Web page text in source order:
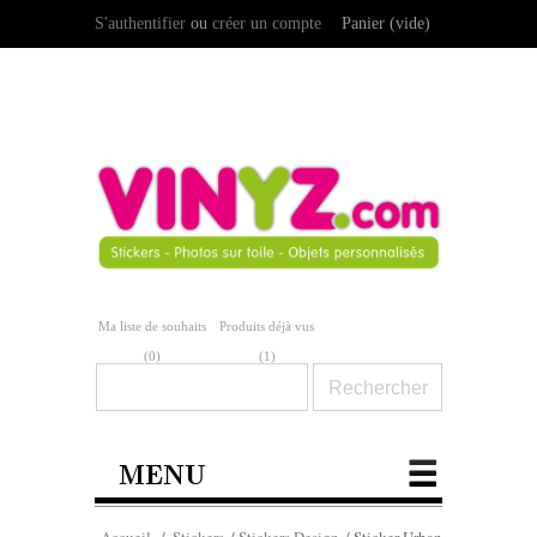
Ma liste de souhaits
(0)
Produits déjà vus
(1)
Panier (vide)
S'authentifier ou créer un compte
MENU